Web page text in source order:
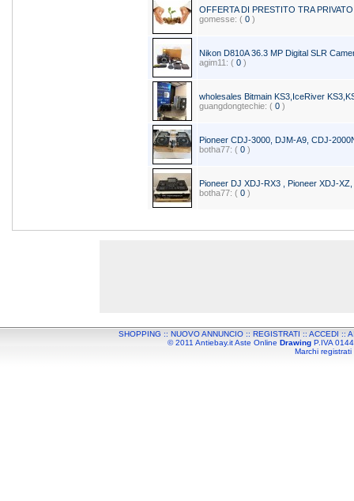
OFFERTA DI PRESTITO TRA
gomesse: ( 0 )
Nikon D810A 36.3 MP Digital SLR
agim11: ( 0 )
wholesales Bitmain KS3,IceRiver
guangdongtechie: ( 0 )
Pioneer CDJ-3000, DJM-A9, CDJ-
botha77: ( 0 )
Pioneer DJ XDJ-RX3 , Pioneer XDJ-
botha77: ( 0 )
SHOPPING :: NUOVO ANNUNCIO:: REGISTRATI :: ACCEDI ::
© 2011 Antiebay.it Aste Online DrawingP.IVA
Marchi